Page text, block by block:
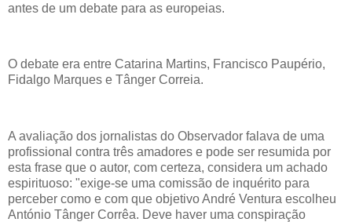
antes de um debate para as europeias.
O debate era entre Catarina Martins, Francisco Paupério,
Fidalgo Marques e Tânger Correia.
A avaliação dos jornalistas do Observador falava de uma
profissional contra três amadores e pode ser resumida por
esta frase que o autor, com certeza, considera um achado
espirituoso: "exige-se uma comissão de inquérito para
perceber como e com que objetivo André Ventura escolheu
António Tânger Corrêa. Deve haver uma conspiração